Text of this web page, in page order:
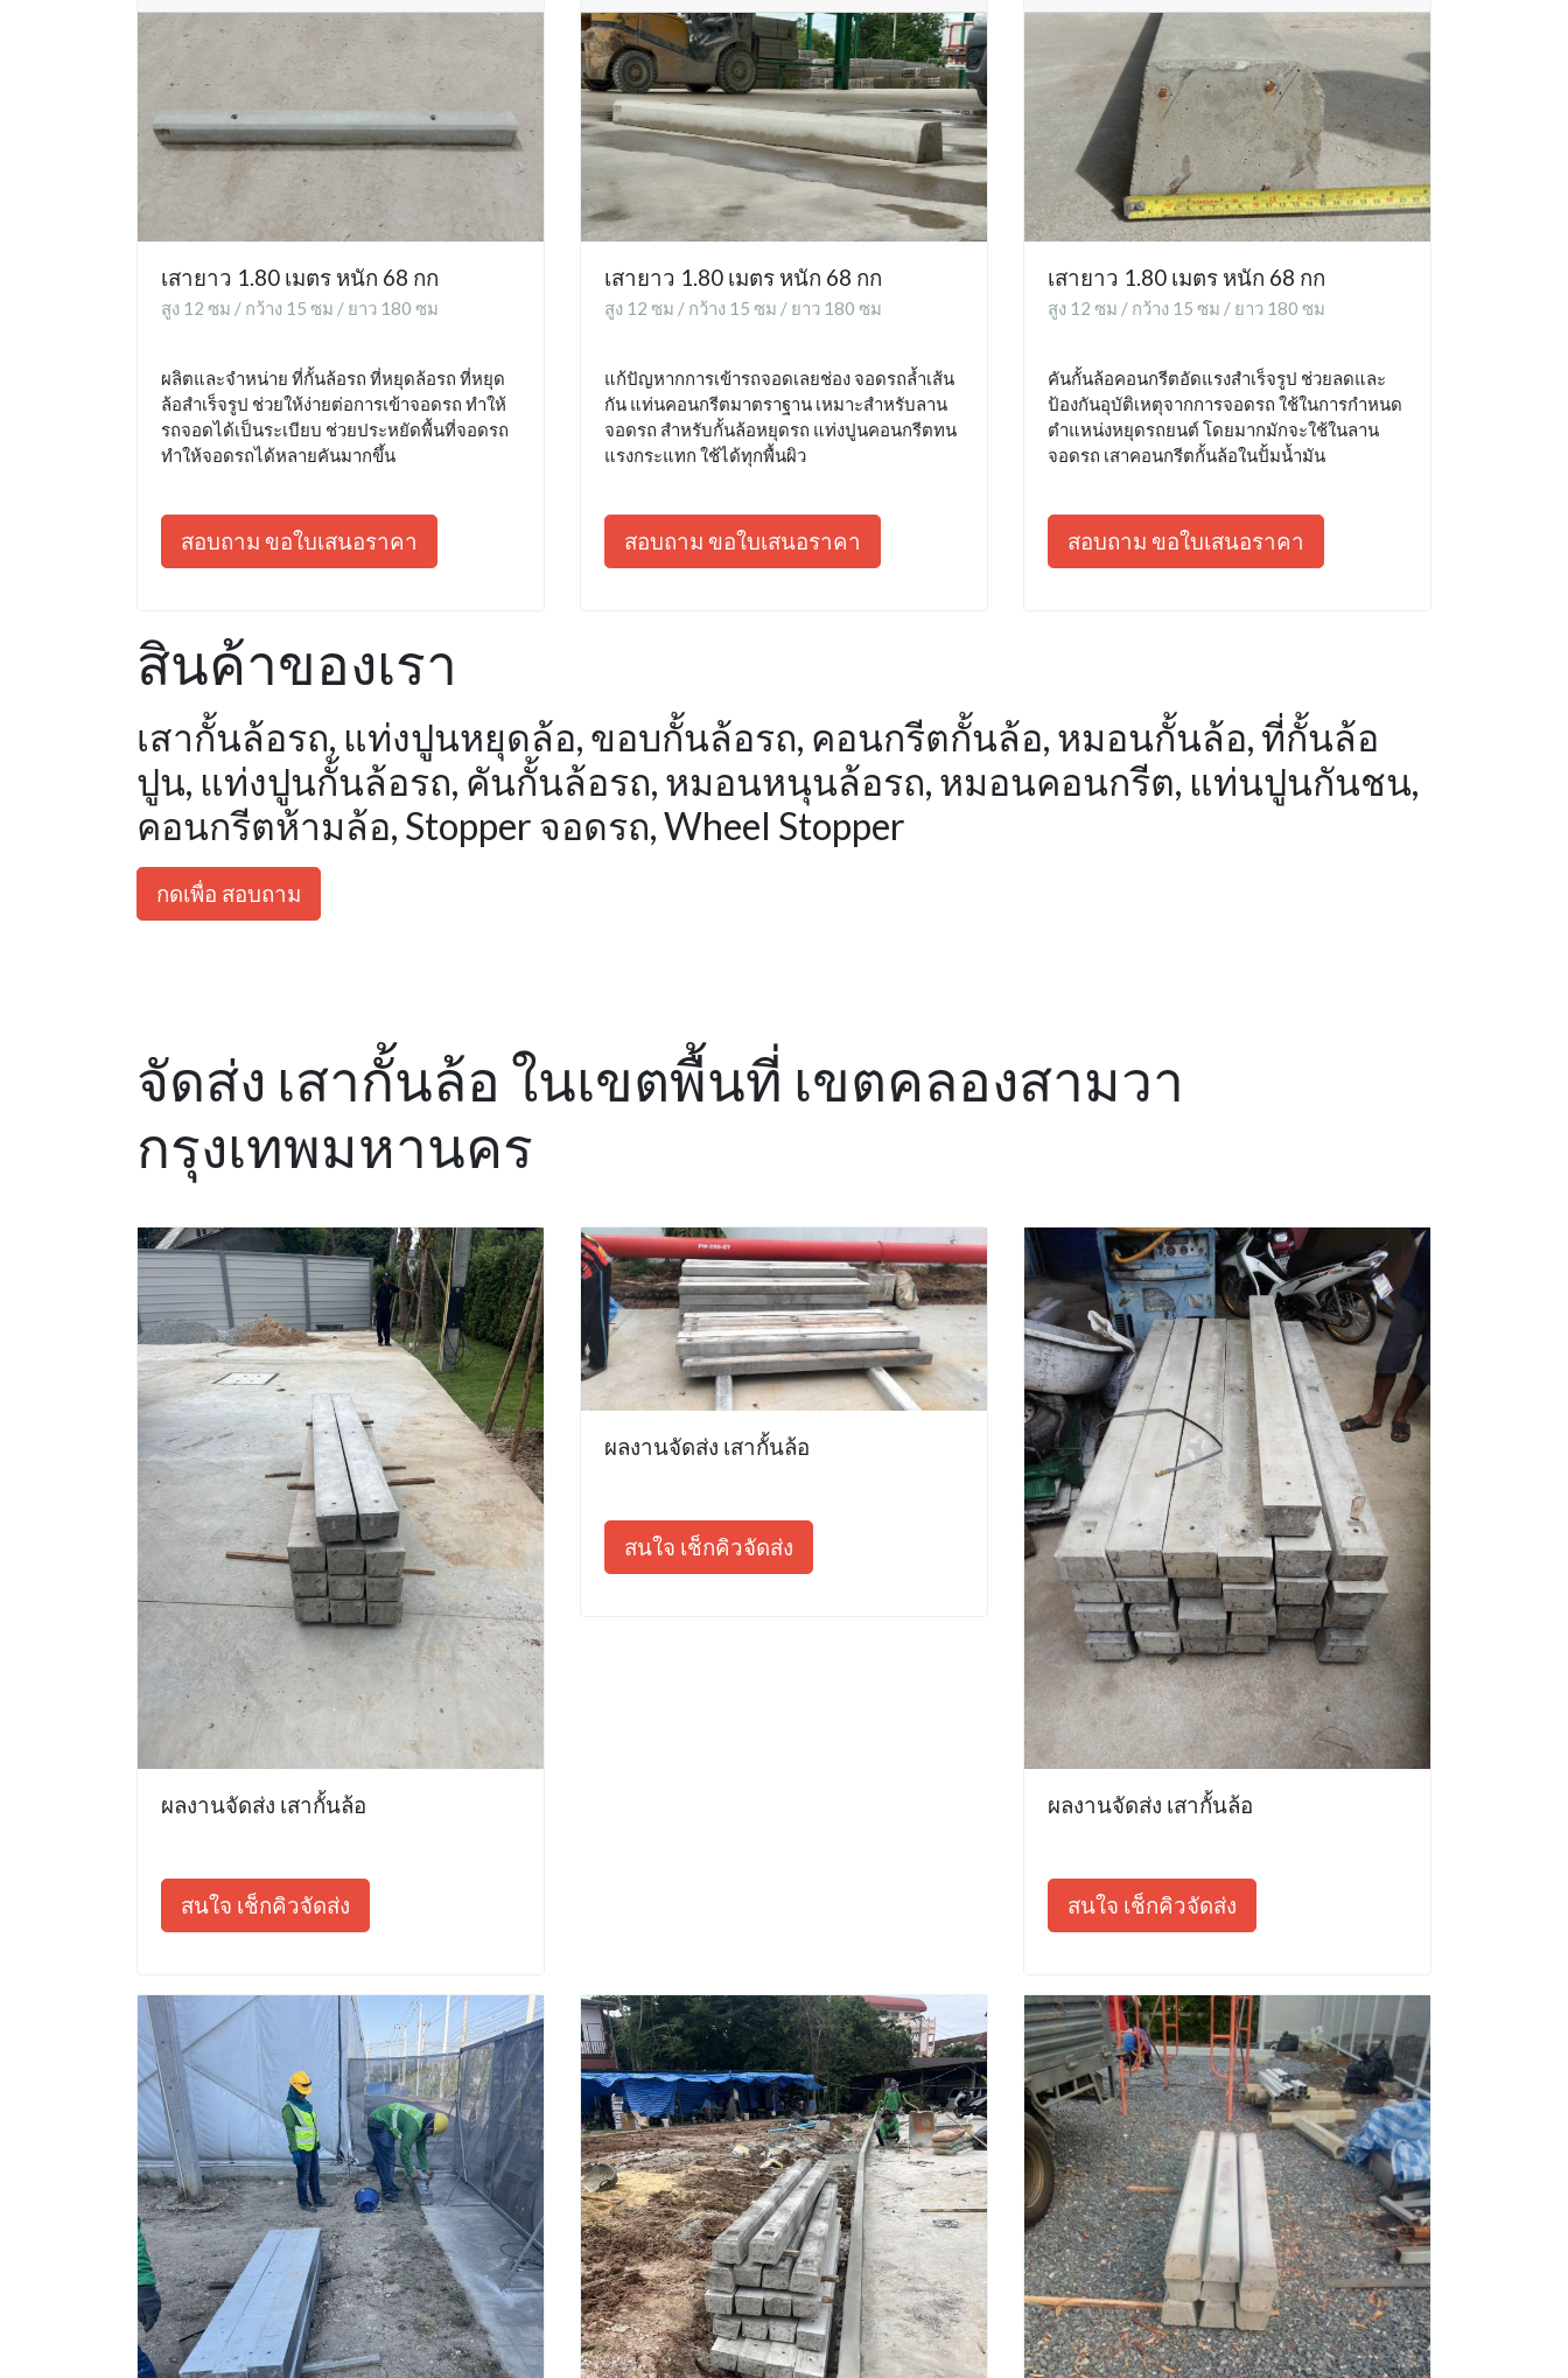
เสายาว 1.80 เมตร หนัก 68 กก
สูง 12 ซม / กว้าง 15 ซม / ยาว 180 ซม
ผลิตและจำหน่าย ที่กั้นล้อรถ ที่หยุดล้อรถ ที่หยุด
ล้อสำเร็จรูป ช่วยให้ง่ายต่อการเข้าจอดรถ ทำให้
รถจอดได้เป็นระเบียบ ช่วยประหยัดพื้นที่จอดรถ
ทำให้จอดรถได้หลายคันมากขึ้น
สอบถาม ขอใบเสนอราคา
เสายาว 1.80 เมตร หนัก 68 กก
สูง 12 ซม / กว้าง 15 ซม / ยาว 180 ซม
แก้ปัญหากการเข้ารถจอดเลยช่อง จอดรถล้ำเส้น
กัน แท่นคอนกรีตมาตราฐาน เหมาะสำหรับลาน
จอดรถ สำหรับกั้นล้อหยุดรถ แท่งปูนคอนกรีตทน
แรงกระแทก ใช้ได้ทุกพื้นผิว
สอบถาม ขอใบเสนอราคา
เสายาว 1.80 เมตร หนัก 68 กก
สูง 12 ซม / กว้าง 15 ซม / ยาว 180 ซม
คันกั้นล้อคอนกรีตอัดแรงสำเร็จรูป ช่วยลดและ
ป้องกันอุบัติเหตุจากการจอดรถ ใช้ในการกำหนด
ตำแหน่งหยุดรถยนต์ โดยมากมักจะใช้ในลาน
จอดรถ เสาคอนกรีตกั้นล้อในปั้มน้ำมัน
สอบถาม ขอใบเสนอราคา
สินค้าของเรา
เสากั้นล้อรถ, แท่งปูนหยุดล้อ, ขอบกั้นล้อรถ, คอนกรีตกั้นล้อ, หมอนกั้นล้อ, ที่กั้นล้อ
ปูน, แท่งปูนกั้นล้อรถ, คันกั้นล้อรถ, หมอนหนุนล้อรถ, หมอนคอนกรีต, แท่นปูนกันชน,
คอนกรีตห้ามล้อ, Stopper จอดรถ, Wheel Stopper
กดเพื่อ สอบถาม
จัดส่ง เสากั้นล้อ ในเขตพื้นที่ เขตคลองสามวา
กรุงเทพมหานคร
ผลงานจัดส่ง เสากั้นล้อ
สนใจ เช็กคิวจัดส่ง
ผลงานจัดส่ง เสากั้นล้อ
สนใจ เช็กคิวจัดส่ง
ผลงานจัดส่ง เสากั้นล้อ
สนใจ เช็กคิวจัดส่ง